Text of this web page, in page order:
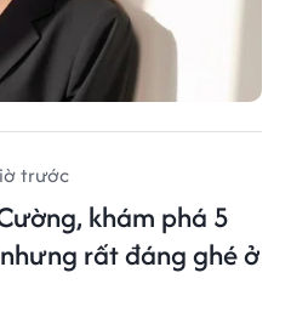
trước
khám phá 5
rất đáng ghé ở